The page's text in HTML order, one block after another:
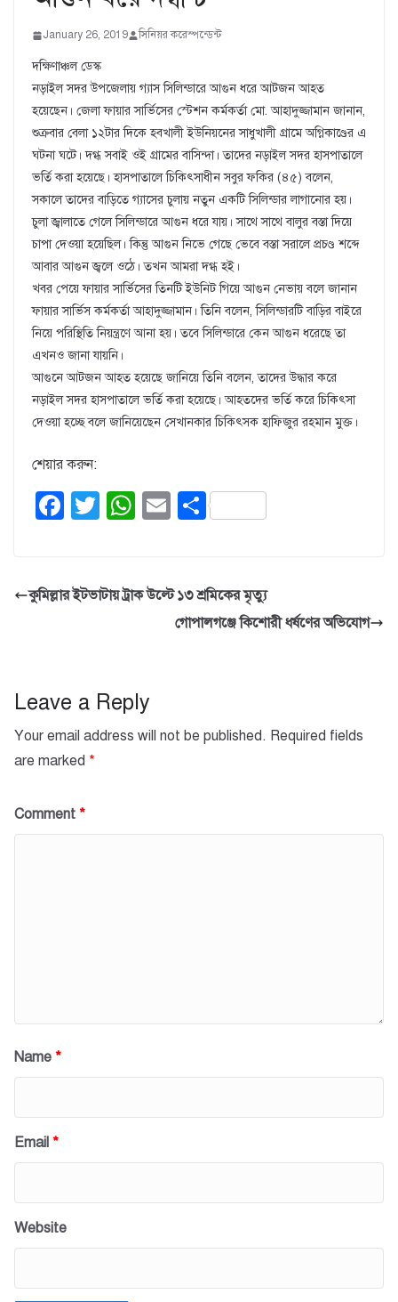
January 26, 2019 সিনিয়র করেস্পন্ডেন্ট
দক্ষিণাঞ্চল ডেস্ক
নড়াইল সদর উপজেলায় গ্যাস সিলিন্ডারে আগুন ধরে আটজন আহত
হয়েছেন। জেলা ফায়ার সার্ভিসের স্টেশন কর্মকর্তা মো. আহাদুজ্জামান জানান,
শুক্রবার বেলা ১২টার দিকে হবখালী ইউনিয়নের সাধুখালী গ্রামে অগ্নিকাণ্ডের এ
ঘটনা ঘটে। দগ্ধ সবাই ওই গ্রামের বাসিন্দা। তাদের নড়াইল সদর হাসপাতালে
ভর্তি করা হয়েছে। হাসপাতালে চিকিৎসাধীন সবুর ফকির (৪৫) বলেন,
সকালে তাদের বাড়িতে গ্যাসের চুলায় নতুন একটি সিলিন্ডার লাগানোর হয়।
চুলা জ্বালাতে গেলে সিলিন্ডারে আগুন ধরে যায়। সাথে সাথে বালুর বস্তা দিয়ে
চাপা দেওয়া হয়েছিল। কিন্তু আগুন নিভে গেছে ভেবে বস্তা সরালে প্রচণ্ড শব্দে
আবার আগুন জ্বলে ওঠে। তখন আমরা দগ্ধ হই।
খবর পেয়ে ফায়ার সার্ভিসের তিনটি ইউনিট গিয়ে আগুন নেভায় বলে জানান
ফায়ার সার্ভিস কর্মকর্তা আহাদুজ্জামান। তিনি বলেন, সিলিন্ডারটি বাড়ির বাইরে
নিয়ে পরিস্থিতি নিয়ন্ত্রণে আনা হয়। তবে সিলিন্ডারে কেন আগুন ধরেছে তা
এখনও জানা যায়নি।
আগুনে আটজন আহত হয়েছে জানিয়ে তিনি বলেন, তাদের উদ্ধার করে
নড়াইল সদর হাসপাতালে ভর্তি করা হয়েছে। আহতদের ভর্তি করে চিকিৎসা
দেওয়া হচ্ছে বলে জানিয়েছেন সেখানকার চিকিৎসক হাফিজুর রহমান মুক্ত।
শেয়ার করুন:
F
e
k
T
er
W
s
E S
e
কুমিল্লার ইটভাটায় ট্রাক উল্টে ১৩ শ্রমিকের মৃত্যু
গোপালগঞ্জে কিশোরী ধর্ষণের অভিযোগ
Leave a Reply
Your email address will not be published. Required fields
are marked *
Comment *
Name *
Email *
Website